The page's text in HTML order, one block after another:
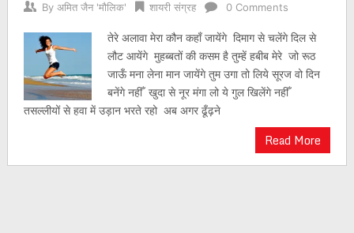
By अमित जैन 'मौलिक' शायरी संग्रह 0 Comments
तेरे अलावा मेरा कौन कहाँ जायेंगे दिमाग से चलेंगे दिल से
लौट आयेंगे मुहब्बतों की कसम है तुम्हें हबीब मेरे जो रूठ
जाऊँ मना लेना मान जायेंगे तुम उगा तो लिये सूरज वो दिन
बनेंगे नहीँ खुदा से नूर मंगा लो ये गुल खिलेंगे नहीँ
तसल्लीयों से हवा में उड़ान भरते रहो अब अगर ढूँढ़ने
Read More